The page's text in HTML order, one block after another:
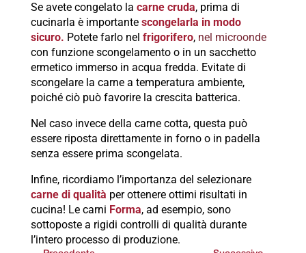
Se avete congelato la carne cruda, prima di
cucinarla è importante scongelarla in modo
sicuro. Potete farlo nel frigorifero, nel microonde
con funzione scongelamento o in un sacchetto
ermetico immerso in acqua fredda. Evitate di
scongelare la carne a temperatura ambiente,
poiché ciò può favorire la crescita batterica.
Nel caso invece della carne cotta, questa può
essere riposta direttamente in forno o in padella
senza essere prima scongelata.
Infine, ricordiamo l’importanza del selezionare
carne di qualità per ottenere ottimi risultati in
cucina! Le carni Forma, ad esempio, sono
sottoposte a rigidi controlli di qualità durante
l’intero processo di produzione.